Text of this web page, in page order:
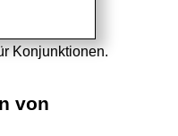
Konjunktionen.
von